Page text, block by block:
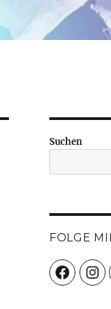
Suchen
FOLGE
Facebook